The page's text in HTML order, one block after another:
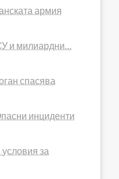
армия
и милиардни…
спасява
инциденти
за